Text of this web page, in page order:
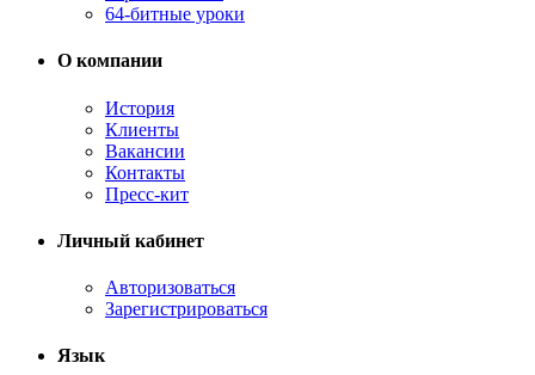
64-битные уроки
О компании
История
Клиенты
Вакансии
Контакты
Пресс-кит
Личный кабинет
Авторизоваться
Зарегистрироваться
Язык